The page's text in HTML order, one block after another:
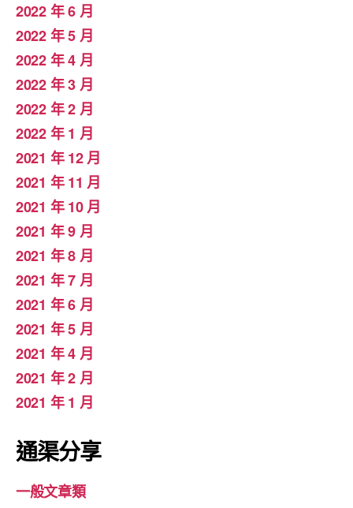
2022 年 6 月
2022 年 5 月
2022 年 4 月
2022 年 3 月
2022 年 2 月
2022 年 1 月
2021 年 12 月
2021 年 11 月
2021 年 10 月
2021 年 9 月
2021 年 8 月
2021 年 7 月
2021 年 6 月
2021 年 5 月
2021 年 4 月
2021 年 2 月
2021 年 1 月
通渠分享
一般文章類